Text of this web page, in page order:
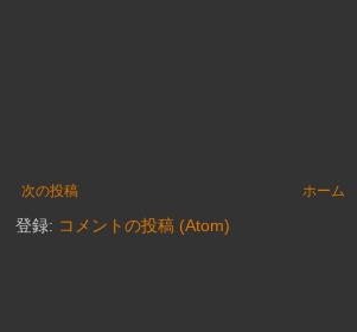
次の投稿 ホーム
登録: コメントの投稿 (Atom)